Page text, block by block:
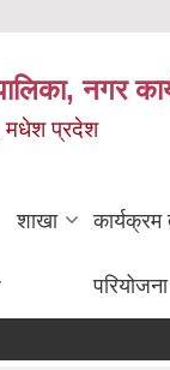
नगर
मधेश प्रदेश
शाखा कार्यक्रम
परियोजना